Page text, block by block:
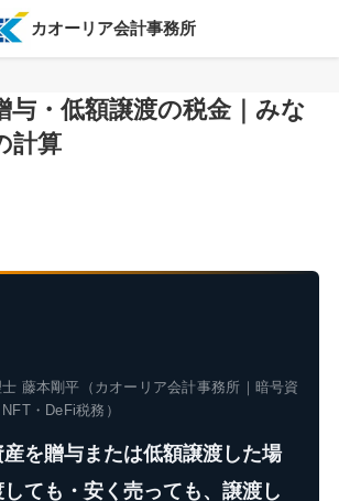
カオーリア会計事務所
与・低額譲渡の税金｜みな
計算
藤本剛平（カオーリア会計事務所｜暗号資
・DeFi税務）
を贈与または低額譲渡した場
ても・安く売っても、譲渡し